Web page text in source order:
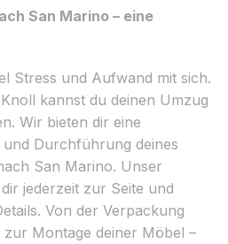
San Marino – eine
Stress und Aufwand mit sich.
kannst du deinen Umzug
Wir bieten dir eine
Durchführung deines
San Marino. Unser
jederzeit zur Seite und
Von der Verpackung
Montage deiner Möbel –